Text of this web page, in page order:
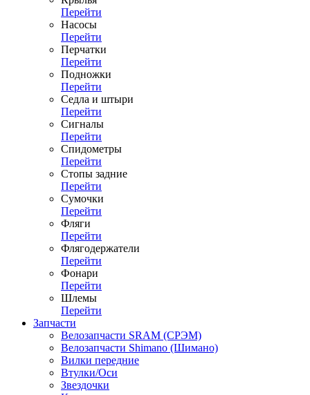
Перейти
Насосы
Перейти
Перчатки
Перейти
Подножки
Перейти
Седла и штыри
Перейти
Сигналы
Перейти
Спидометры
Перейти
Стопы задние
Перейти
Сумочки
Перейти
Фляги
Перейти
Флягодержатели
Перейти
Фонари
Перейти
Шлемы
Перейти
Запчасти
Велозапчасти SRAM (СРЭМ)
Велозапчасти Shimano (Шимано)
Вилки передние
Втулки/Оси
Звездочки